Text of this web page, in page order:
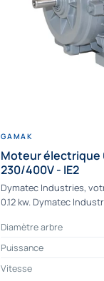
GAMAK
Moteur électrique
230/400V - IE2
Dymatec Industries,
0.12 kw. Dymatec
Diamètre arbre
Puissance
Vitesse